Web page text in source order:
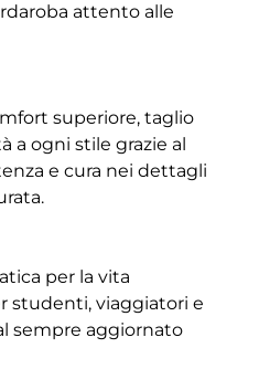
attento alle
superiore, taglio
a ogni stile grazie al
e cura nei dettagli
per la vita
studenti, viaggiatori e
sempre aggiornato